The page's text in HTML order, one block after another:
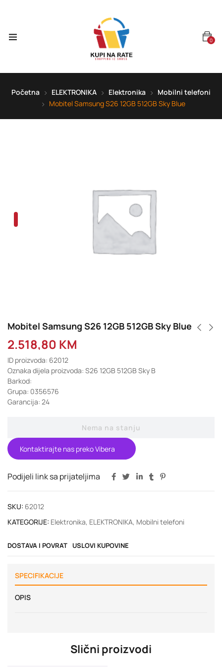
0
Početna ELEKTRONIKA Elektronika
Mobilni telefoni
Mobitel Samsung S26 12GB 512GB Sky Blue
Mobitel Samsung S26 12GB 512GB Sky Blue
2.518,80 KM
ID proizvoda: 62012
Oznaka dijela proizvoda: S26 12GB 512GB Sky B
Barkod:
Grupa: 0356576
Garancija: 24
Nema na stanju
Kontaktirajte nas preko Vibera
Podijeli link sa prijateljima
SKU: 62012
KATEGORIJE: Elektronika, ELEKTRONIKA, Mobilni telefoni
DOSTAVA I POVRAT USLOVI KUPOVINE
SPECIFIKACIJE
OPIS
Slični proizvodi